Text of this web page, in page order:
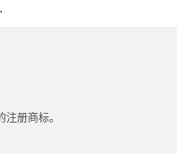
册商标。